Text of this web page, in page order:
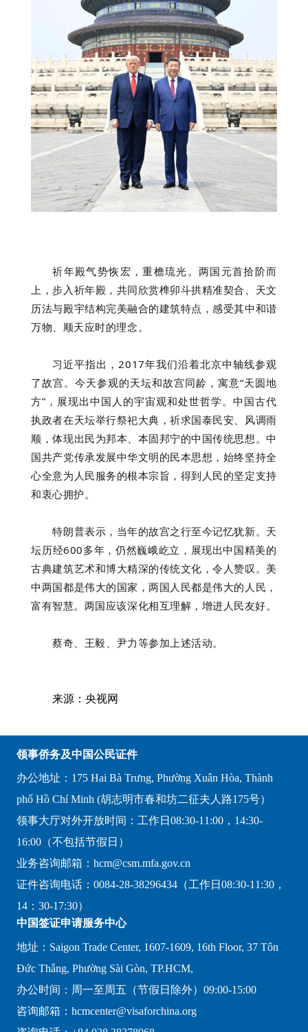
祈年殿气势恢宏，重檐琉光。两国元首拾阶而
上，步入祈年殿，共同欣赏榫卯斗拱精准契合、天文
历法与殿宇结构完美融合的建筑特点，感受其中和谐
万物、顺天应时的理念。
习近平指出，2017年我们沿着北京中轴线参观
了故宫。今天参观的天坛和故宫同龄，寓意“天圆地
方”，展现出中国人的宇宙观和处世哲学。中国古代
执政者在天坛举行祭祀大典，祈求国泰民安、风调雨
顺，体现出民为邦本、本固邦宁的中国传统思想。中
国共产党传承发展中华文明的民本思想，始终坚持全
心全意为人民服务的根本宗旨，得到人民的坚定支持
和衷心拥护。
特朗普表示，当年的故宫之行至今记忆犹新。天
坛历经600多年，仍然巍峨屹立，展现出中国精美的
古典建筑艺术和博大精深的传统文化，令人赞叹。美
中两国都是伟大的国家，两国人民都是伟大的人民，
富有智慧。两国应该深化相互理解，增进人民友好。
蔡奇、王毅、尹力等参加上述活动。
来源：央视网
领事侨务及中国公民证件
办公地址：175 Hai Bà Trưng, Phường Xuân Hòa, Thành
phố Hồ Chí Minh (胡志明市春和坊二征夫人路175号）
领事大厅对外开放时间：工作日08:30-11:00，14:30-
16:00（不包括节假日）
业务咨询邮箱：hcm@csm.mfa.gov.cn
证件咨询电话：0084-28-38296434（工作日08:30-11:30，
14：30-17:30）
中国签证申请服务中心
地址：Saigon Trade Center, 1607-1609, 16th Floor, 37 Tôn
Đức Thắng, Phường Sài Gòn, TP.HCM,
办公时间：周一至周五（节假日除外）09:00-15:00
咨询邮箱：hcmcenter@visaforchina.org